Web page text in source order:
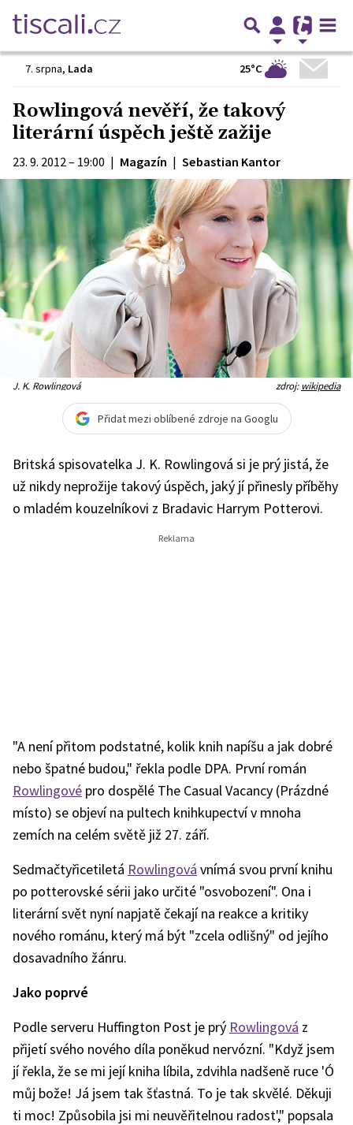
7. srpna, Lada 25°C
Rowlingová nevěří, že takový
literární úspěch ještě zažije
23. 9. 2012 – 19:00 | Magazín | Sebastian Kantor
J. K. Rowlingová zdroj:wikipedia
Přidat mezi oblíbené zdroje na Googlu
Britská spisovatelka J. K. Rowlingová si je prý jistá, že
už nikdy neprožije takový úspěch, jaký jí přinesly příběhy
o mladém kouzelníkovi z Bradavic Harrym Potterovi.
"A není přitom podstatné, kolik knih napíšu a jak dobré
nebo špatné budou," řekla podle DPA. První román
Rowlingové pro dospělé The Casual Vacancy (Prázdné
místo) se objeví na pultech knihkupectví v mnoha
zemích na celém světě již 27. září.
Sedmačtyřicetiletá Rowlingová vnímá svou první knihu
po potterovské sérii jako určité "osvobození". Ona i
literární svět nyní napjatě čekají na reakce a kritiky
nového románu, který má být "zcela odlišný" od jejího
dosavadního žánru.
Jako poprvé
Podle serveru Huffington Post je prý Rowlingová z
přijetí svého nového díla poněkud nervózní. "Když jsem
jí řekla, že se mi její kniha líbila, zdvihla nadšeně ruce 'Ó
můj bože! Já jsem tak šťastná. To je tak skvělé. Děkuji
ti moc! Způsobila jsi mi neuvěřitelnou radost'," popsala